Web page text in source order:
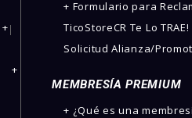
+
+
+ Formulario para
TicoStoreCR Te Lo TRAE!
Solicitud Alianza/
MEMBRESÍA PREMIUM
+ ¿Qué es una